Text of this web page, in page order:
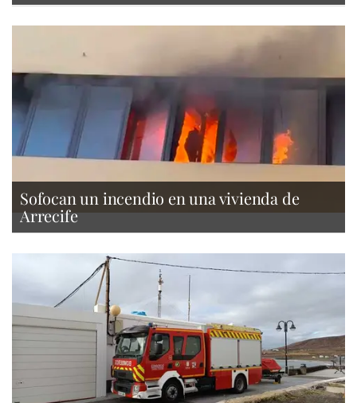
Sofocan un incendio en una vivienda de
Arrecife